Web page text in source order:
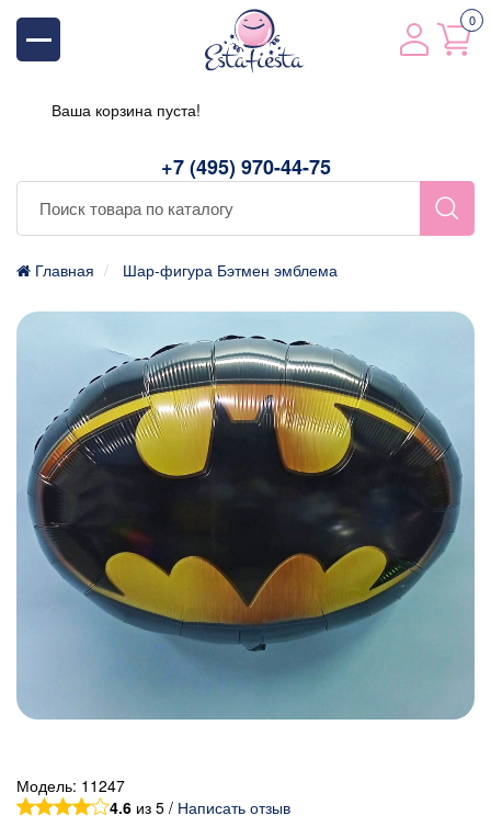
+7 (495) 970-44-75
0
Ваша корзина пуста!
Главная Шар-фигура Бэтмен эмблема
Модель: 11247
4.6 из 5 / Написать отзыв